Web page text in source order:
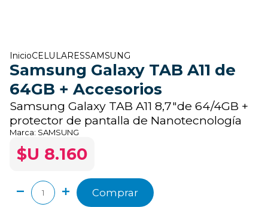
InicioCELULARESSAMSUNG
Samsung Galaxy TAB A11 de
64GB + Accesorios
Samsung Galaxy TAB A11 8,7"de 64/4GB +
protector de pantalla de Nanotecnología
Marca: SAMSUNG
$U 8.160
Comprar